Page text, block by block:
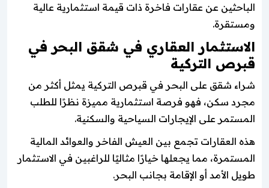
الباحثين عن عقارات فاخرة ذات قيمة استثمارية عالية
ومستقرة.
الاستثمار العقاري في شقق البحر في
قبرص التركية
شراء شقق على البحر في قبرص التركية يمثل أكثر من
مجرد سكن، فهو فرصة استثمارية مميزة نظرًا للطلب
المستمر على الإيجارات السياحية والسكنية.
هذه العقارات تجمع بين العيش الفاخر والعوائد المالية
المستمرة، مما يجعلها خيارًا مثاليًا للراغبين في الاستثمار
طويل الأمد أو الإقامة بجانب البحر.